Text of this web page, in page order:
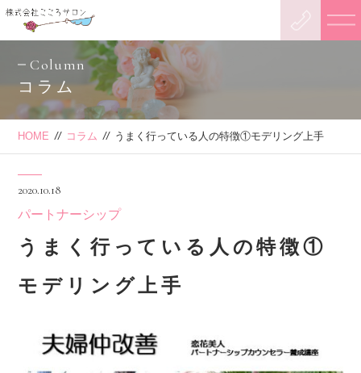
Column
コラム
HOME // コラム // うまく行っている人の特徴①モデリング上手
2020.10.18
パートナーシップ
うまく行っている人の特徴①
モデリング上手